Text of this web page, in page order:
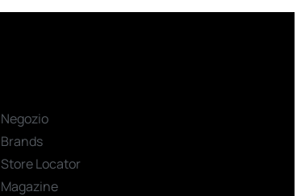
Negozio
Brands
Store Locator
Magazine